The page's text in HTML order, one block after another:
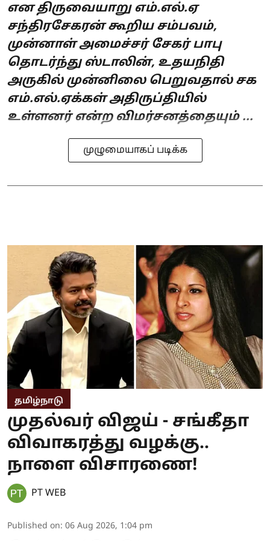
என திருவையாறு எம்.எல்.ஏ
சந்திரசேகரன் கூறிய சம்பவம்,
முன்னாள் அமைச்சர் சேகர் பாபு
தொடர்ந்து ஸ்டாலின், உதயநிதி
அருகில் முன்னிலை பெறுவதால் சக
எம்.எல்.ஏக்கள் அதிருப்தியில்
உள்ளனர் என்ற விமர்சனத்தையும் ...
முழுமையாகப் படிக்க
தமிழ்நாடு
முதல்வர் விஜய் - சங்கீதா
விவாகரத்து வழக்கு..
நாளை விசாரணை!
PT WEB
Published on: 06 Aug 2026, 1:04 pm